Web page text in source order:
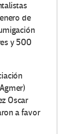
de
y 500
Oscar
a favor